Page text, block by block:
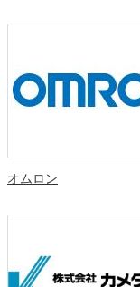
オムロン